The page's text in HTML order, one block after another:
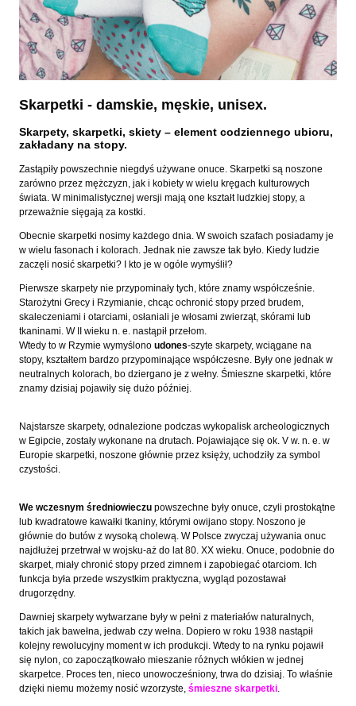
Skarpetki - damskie, męskie, unisex.
Skarpety, skarpetki, skiety – element codziennego ubioru,
zakładany na stopy.
Zastąpiły powszechnie niegdyś używane onuce. Skarpetki są noszone
zarówno przez mężczyzn, jak i kobiety w wielu kręgach kulturowych
świata. W minimalistycznej wersji mają one kształt ludzkiej stopy, a
przeważnie sięgają za kostki.
Obecnie skarpetki nosimy każdego dnia. W swoich szafach posiadamy je
w wielu fasonach i kolorach. Jednak nie zawsze tak było. Kiedy ludzie
zaczęli nosić skarpetki? I kto je w ogóle wymyślił?
Pierwsze skarpety nie przypominały tych, które znamy współcześnie.
Starożytni Grecy i Rzymianie, chcąc ochronić stopy przed brudem,
skaleczeniami i otarciami, osłaniali je włosami zwierząt, skórami lub
tkaninami. W II wieku n. e. nastąpił przełom.
Wtedy to w Rzymie wymyślono udones-szyte skarpety, wciągane na
stopy, kształtem bardzo przypominające współczesne. Były one jednak w
neutralnych kolorach, bo dziergano je z wełny. Śmieszne skarpetki, które
znamy dzisiaj pojawiły się dużo później.
Najstarsze skarpety, odnalezione podczas wykopalisk archeologicznych
w Egipcie, zostały wykonane na drutach. Pojawiające się ok. V w. n. e. w
Europie skarpetki, noszone głównie przez księży, uchodziły za symbol
czystości.
We wczesnym średniowieczu powszechne były onuce, czyli prostokątne
lub kwadratowe kawałki tkaniny, którymi owijano stopy. Noszono je
głównie do butów z wysoką cholewą. W Polsce zwyczaj używania onuc
najdłużej przetrwał w wojsku-aż do lat 80. XX wieku. Onuce, podobnie do
skarpet, miały chronić stopy przed zimnem i zapobiegać otarciom. Ich
funkcja była przede wszystkim praktyczna, wygląd pozostawał
drugorzędny.
Dawniej skarpety wytwarzane były w pełni z materiałów naturalnych,
takich jak bawełna, jedwab czy wełna. Dopiero w roku 1938 nastąpił
kolejny rewolucyjny moment w ich produkcji. Wtedy to na rynku pojawił
się nylon, co zapoczątkowało mieszanie różnych włókien w jednej
skarpetce. Proces ten, nieco unowocześniony, trwa do dzisiaj. To właśnie
dzięki niemu możemy nosić wzorzyste, śmieszne skarpetki.